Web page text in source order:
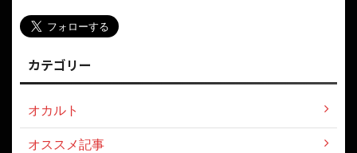
カテゴリー
オカルト
オススメ記事